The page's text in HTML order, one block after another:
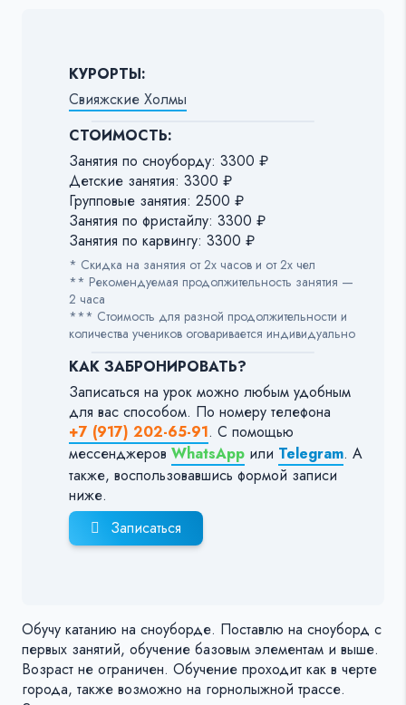
КУРОРТЫ:
Свияжские Холмы
СТОИМОСТЬ:
Занятия по сноуборду: 3300 ₽
Детские занятия: 3300 ₽
Групповые занятия: 2500 ₽
Занятия по фристайлу: 3300 ₽
Занятия по карвингу: 3300 ₽
* Скидка на занятия от 2х часов и от 2х чел
** Рекомендуемая продолжительность занятия —
2 часа
*** Стоимость для разной продолжительности и
количества учеников оговаривается индивидуально
КАК ЗАБРОНИРОВАТЬ?
Записаться на урок можно любым удобным
для вас способом. По номеру телефона
+7 (917) 202-65-91. С помощью
мессенджеров WhatsApp или Telegram. А
также, воспользовавшись формой записи
ниже.
Записаться
Обучу катанию на сноуборде. Поставлю на сноуборд с
первых занятий, обучение базовым элементам и выше.
Возраст не ограничен. Обучение проходит как в черте
города, также возможно на горнолыжной трассе.